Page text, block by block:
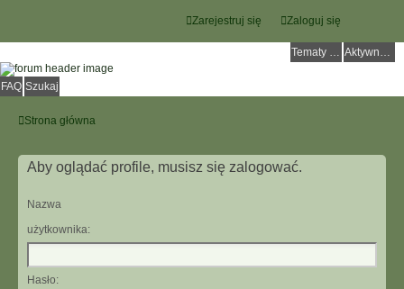
Zaloguj się
Zarejestruj się
Tematy bez odpowiedzi Aktywne tematy
FAQ Szukaj
Strona główna
Aby oglądać profile, musisz się zalogować.
Nazwa
użytkownika:
Hasło: